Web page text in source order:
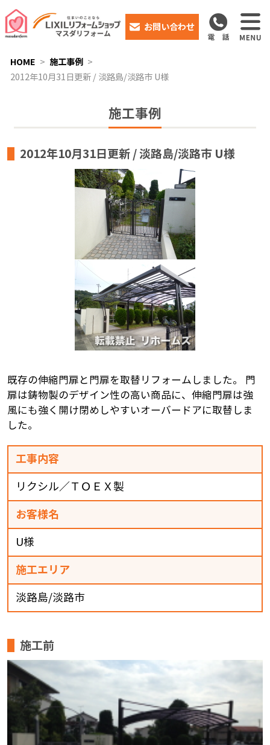
お問い合わせ
HOME
施工事例
2012年10月31日更新 / 淡路島/淡路市 U様
施工事例
2012年10月31日更新 / 淡路島/淡路市 U様
既存の伸縮門扉と門扉を取替リフォームしました。 門
扉は鋳物製のデザイン性の高い商品に、伸縮門扉は強
風にも強く開け閉めしやすいオーバードアに取替しま
した。
工事内容
リクシル／ＴＯＥＸ製
お客様名
U様
施工エリア
淡路島/淡路市
施工前